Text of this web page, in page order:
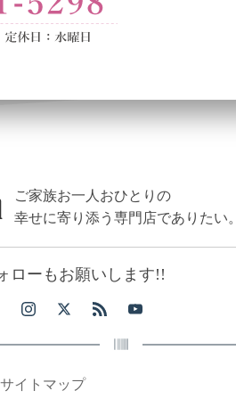
ご家族お一人おひとりの
幸せに寄り添う専門店でありたい。
ローもお願いします!!
サイトマップ